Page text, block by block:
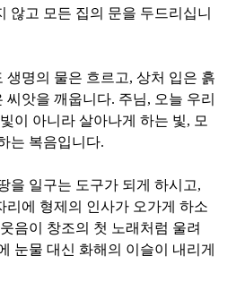
않고 모든 집의 문을 두드리십니
생명의 물은 흐르고,상처 입은 흙
씨앗을 깨웁니다. 주님, 오늘 우리
이 아니라 살아나게 하는 빛, 모
는 복음입니다.
을 일구는 도구가 되게 하시고,
리에 형제의 인사가 오가게 하소
음이 창조의 첫 노래처럼 울려
눈물 대신 화해의 이슬이 내리게